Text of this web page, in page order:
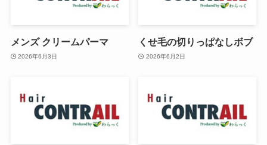
メンズ クリームパーマ
2026年6月3日
くせ毛の切りっぱなしボブ
2026年6月2日